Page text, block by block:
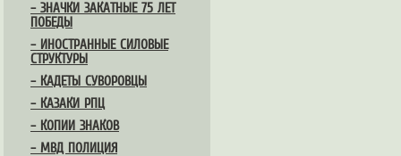
– ЗНАЧКИ ЗАКАТНЫЕ 75 ЛЕТ
ПОБЕДЫ
– ИНОСТРАННЫЕ СИЛОВЫЕ
СТРУКТУРЫ
– КАДЕТЫ СУВОРОВЦЫ
– КАЗАКИ РПЦ
– КОПИИ ЗНАКОВ
– МВД ПОЛИЦИЯ